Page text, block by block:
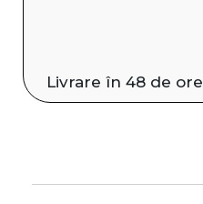
Livrare în 48 de ore